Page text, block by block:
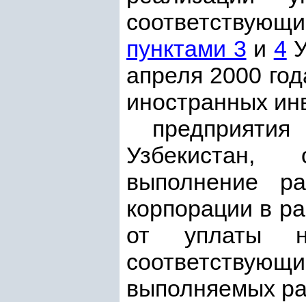
пунктами 3 и 4
апреля 2000
иностранных
Узбекистан,
выполнение
корпорации в
от уплаты
выполняемых